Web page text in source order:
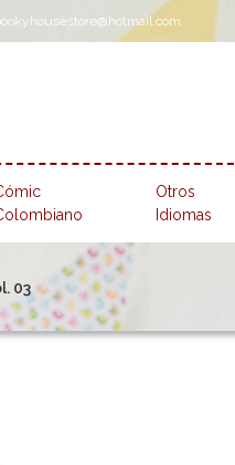
Otros
Idiomas
03